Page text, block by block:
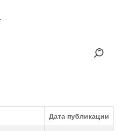
Дата публикации